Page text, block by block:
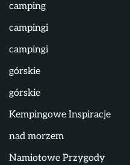
camping
campingi
campingi
górskie
górskie
Kempingowe Inspiracje
nad morzem
Namiotowe Przygody